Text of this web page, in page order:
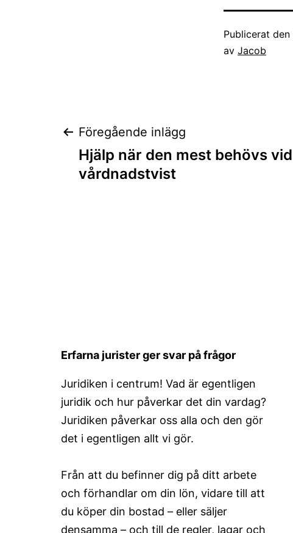
Publicerat den
av Jacob
Inläggsnavigering
Föregående inlägg
Hjälp när den mest behövs vid
vårdnadstvist
Erfarna jurister ger svar på frågor
Juridiken i centrum! Vad är egentligen
juridik och hur påverkar det din vardag?
Juridiken påverkar oss alla och den gör
det i egentligen allt vi gör.
Från att du befinner dig på ditt arbete
och förhandlar om din lön, vidare till att
du köper din bostad – eller säljer
densamma – och till de regler, lagar och